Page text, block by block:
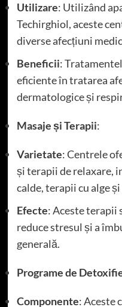
Utilizare: Utilizând
Techirghiol, aceste
diverse afecțiuni
Beneficii:
eficiente în tratarea
dermatologice și
Masaje și Terapii:
Varietate: Centrele
și terapii de relaxare,
calde, terapii cu alge
Efecte: Aceste terapii
reduce stresul și a
generală.
Programe de
Componente: Aceste